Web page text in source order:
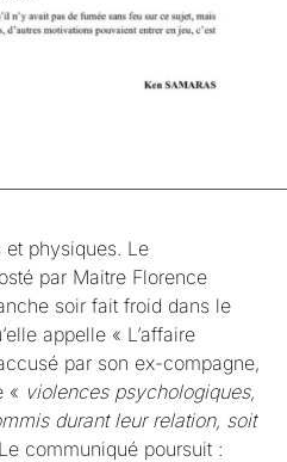
physiques. Le
par Maitre Florence
soir fait froid dans le
appelle « L’affaire
par son ex-compagne,
« violences psychologiques,
durant leur relation, soit
. Le communiqué poursuit :